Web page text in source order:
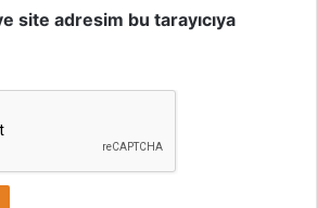
site adresim bu tarayıcıya